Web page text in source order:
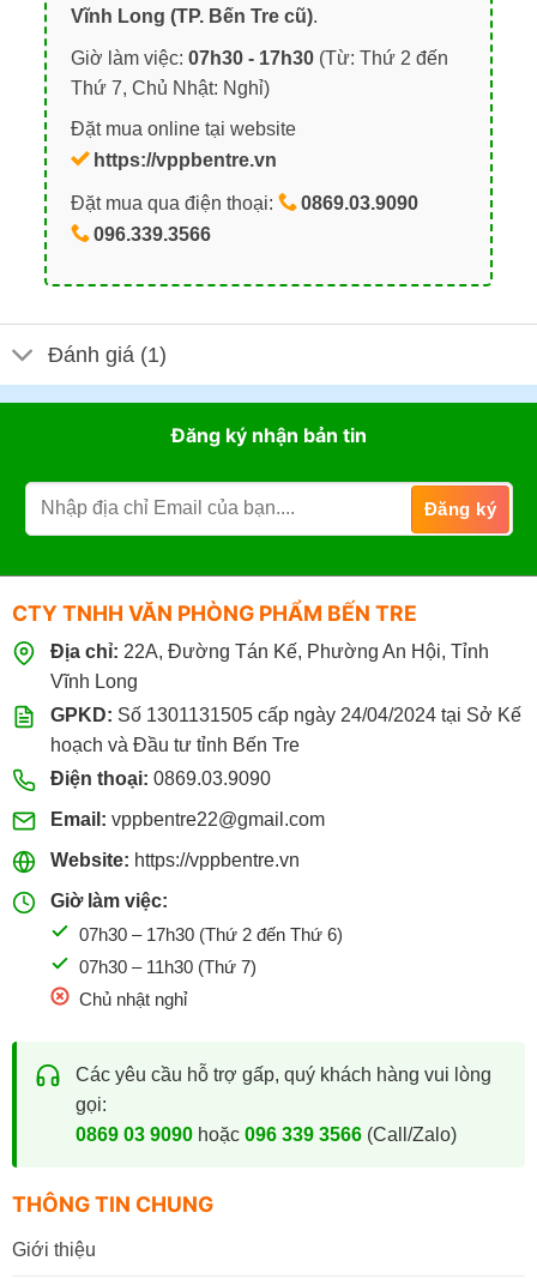
Vĩnh Long (TP. Bến Tre cũ).
Giờ làm việc: 07h30 - 17h30(Từ: Thứ 2 đến
Thứ 7, Chủ Nhật: Nghỉ)
Đặt mua online tại website
https://vppbentre.vn
Đặt mua qua điện thoại:
0869.03.9090
096.339.3566
Đánh giá (1)
Đăng ký nhận bản tin
CTY TNHH VĂN PHÒNG PHẨM BẾN TRE
Địa chỉ: 22A, Đường Tán Kế, Phường An Hội, Tỉnh
Vĩnh Long
GPKD: Số 1301131505 cấp ngày 24/04/2024 tại Sở Kế
hoạch và Đầu tư tỉnh Bến Tre
Điện thoại: 0869.03.9090
Email: vppbentre22@gmail.com
Website: https://vppbentre.vn
Giờ làm việc:
07h30 – 17h30 (Thứ 2 đến Thứ 6)
07h30 – 11h30 (Thứ 7)
Chủ nhật nghỉ
Các yêu cầu hỗ trợ gấp, quý khách hàng vui lòng
gọi:
0869 03 9090hoặc 096 339 3566(Call/Zalo)
THÔNG TIN CHUNG
Giới thiệu